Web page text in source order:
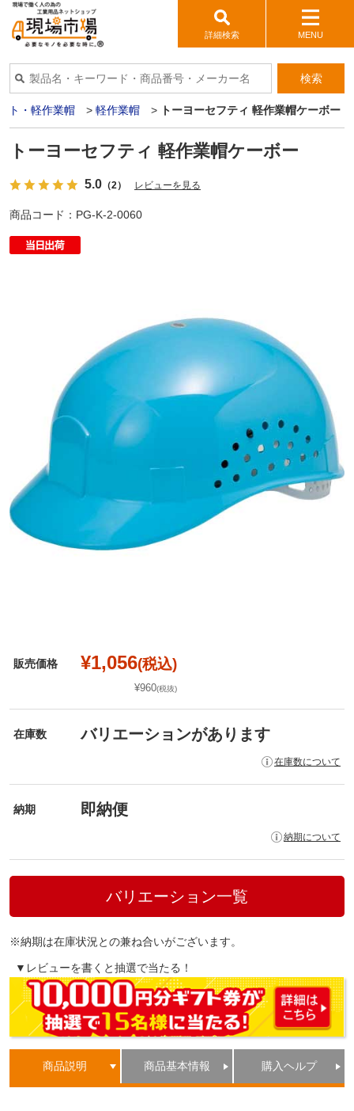
詳細検索 MENU
検索
ト・軽作業帽 > 軽作業帽 > トーヨーセフティ 軽作業帽ケーボー
トーヨーセフティ 軽作業帽ケーボー
5.0 （2） レビューを見る
商品コード： PG-K-2-0060
販売価格 ¥1,056(税込)
¥960(税抜)
在庫数 バリエーションがあります
在庫数について
納期 即納便
納期について
バリエーション一覧
※納期は在庫状況との兼ね合いがございます。
▼レビューを書くと抽選で当たる！
商品説明 商品基本情報 購入ヘルプ